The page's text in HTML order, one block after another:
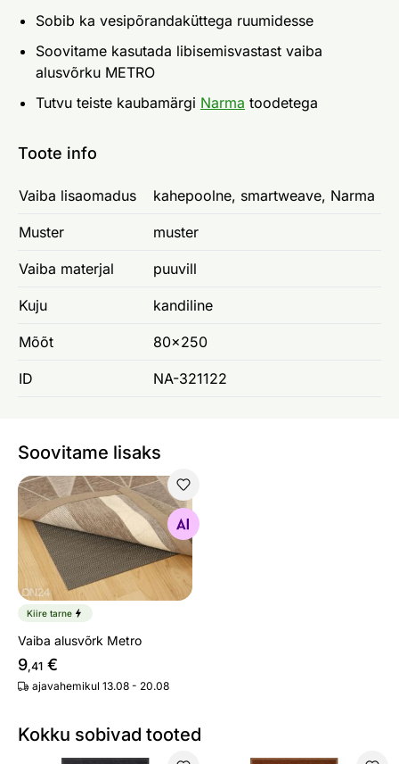
Sobib ka vesipõrandaküttega ruumidesse
Soovitame kasutada libisemisvastast vaiba
alusvõrku METRO
Tutvu teiste kaubamärgi Narma toodetega
Toote info
Vaiba lisaomadus kahepoolne, smartweave, Narma
Muster muster
Vaiba materjal puuvill
Kuju kandiline
Mõõt 80x250
ID NA-321122
Soovitame lisaks
Vaiba alusvõrk Metro
Otsi sarnaseid
Kiire tarne
Vaiba alusvõrk Metro
9,41 €
ajavahemikul 13.08 - 20.08
Kokku sobivad tooted